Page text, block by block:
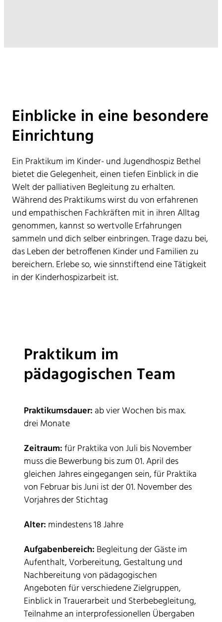
Einblicke in eine besondere
Einrichtung
Ein Praktikum im Kinder- und Jugendhospiz Bethel
bietet die Gelegenheit, einen tiefen Einblick in die
Welt der palliativen Begleitung zu erhalten.
Während des Praktikums wirst du von erfahrenen
und empathischen Fachkräften mit in ihren Alltag
genommen, kannst so wertvolle Erfahrungen
sammeln und dich selber einbringen. Trage dazu bei,
das Leben der betroffenen Kinder und Familien zu
bereichern. Erlebe so, wie sinnstiftend eine Tätigkeit
in der Kinderhospizarbeit ist.
Praktikum im
pädagogischen Team
Praktikumsdauer: ab vier Wochen bis max.
drei Monate
Zeitraum:für Praktika von Juli bis November
muss die Bewerbung bis zum 01. April des
gleichen Jahres eingegangen sein, für Praktika
von Februar bis Juni ist der 01. November des
Vorjahres der Stichtag
Alter: mindestens 18 Jahre
Aufgabenbereich: Begleitung der Gäste im
Aufenthalt, Vorbereitung, Gestaltung und
Nachbereitung von pädagogischen
Angeboten für verschiedene Zielgruppen,
Einblick in Trauerarbeit und Sterbebegleitung,
Teilnahme an interprofessionellen Übergaben